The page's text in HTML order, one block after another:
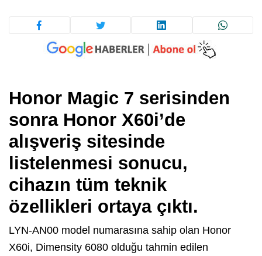
Honor Magic 7 serisinden
sonra Honor X60i’de
alışveriş sitesinde
listelenmesi sonucu,
cihazın tüm teknik
özellikleri ortaya çıktı.
LYN-AN00 model numarasına sahip olan Honor
X60i, Dimensity 6080 olduğu tahmin edilen